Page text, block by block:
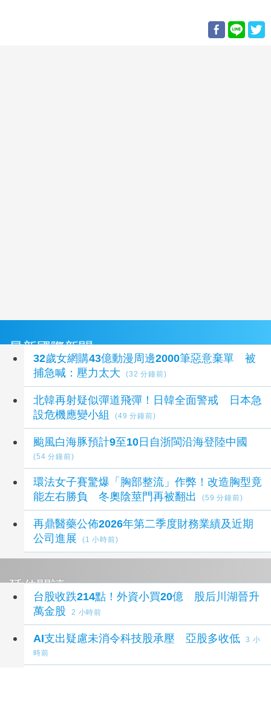
最新國際新聞
32歲女網購43億動漫周邊2000筆惡意棄單 被
捕急喊：壓力太大
(32 分鐘前)
北韓再射疑似彈道飛彈！日韓全面警戒 日本急
設危機應變小組
(49 分鐘前)
颱風白海豚預計9至10日自浙閩沿海登陸中國
(54 分鐘前)
環法女子賽驚爆「胸部整流」作弊！改造胸型竟
能左右勝負 冬奧陰莖門再被翻出
(59 分鐘前)
再鼎醫藥公佈2026年第二季度財務業績及近期
公司進展
(1 小時前)
延伸閱讀
台股收跌214點！外資小買20億 股后川湖晉升
萬金股
2 小時前
AI支出疑慮未消令科技股承壓 亞股多收低
3 小
時前